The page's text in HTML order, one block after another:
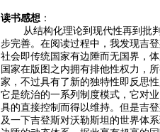
读书感想 ：
从结构化理论到现代性再到批判
步完善。在阅读过程中，我发现吉
社会即传统国家有边陲而无国界，
国家在版图之内拥有排他性权力，
家，不过具有了新的独特性即反思
它是统治的一系列制度模式，它对
具的直接控制而得以维持。但是吉
及一下吉登斯对沃勒斯坦的世界体